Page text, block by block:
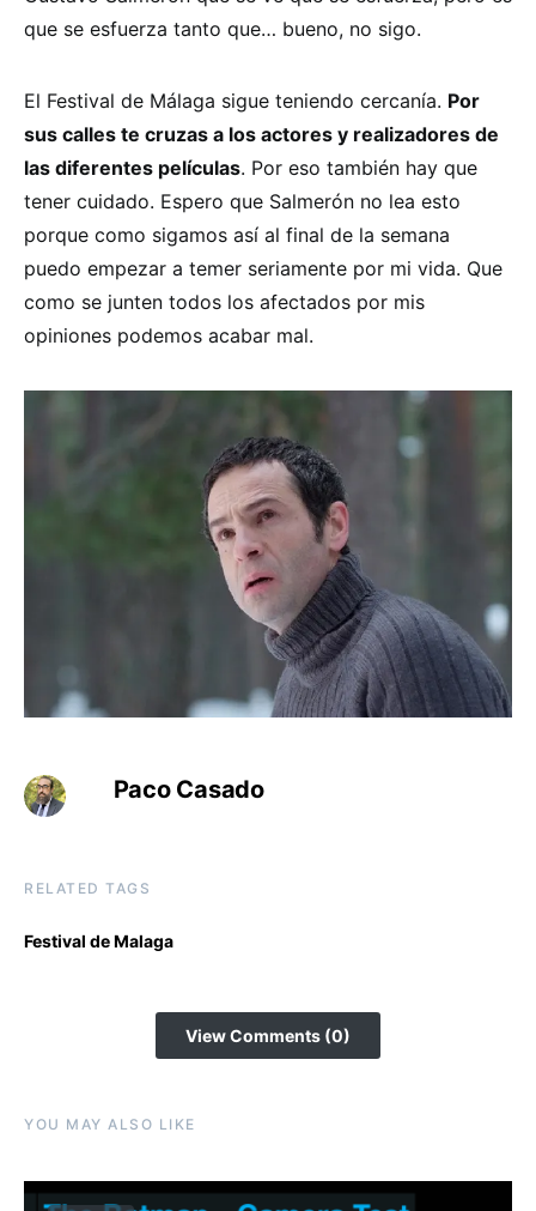
que se esfuerza tanto que… bueno, no sigo.
El Festival de Málaga sigue teniendo cercanía. Por
sus calles te cruzas a los actores y realizadores de
las diferentes películas. Por eso también hay que
tener cuidado. Espero que Salmerón no lea esto
porque como sigamos así al final de la semana
puedo empezar a temer seriamente por mi vida. Que
como se junten todos los afectados por mis
opiniones podemos acabar mal.
Paco Casado
RELATED TAGS
Festival de Malaga
View Comments (0)
YOU MAY ALSO LIKE